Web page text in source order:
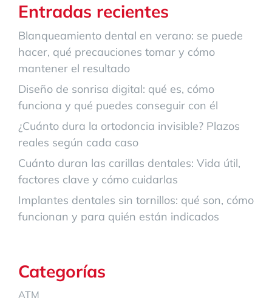
Entradas recientes
Blanqueamiento dental en verano: se puede
hacer, qué precauciones tomar y cómo
mantener el resultado
Diseño de sonrisa digital: qué es, cómo
funciona y qué puedes conseguir con él
¿Cuánto dura la ortodoncia invisible? Plazos
reales según cada caso
Cuánto duran las carillas dentales: Vida útil,
factores clave y cómo cuidarlas
Implantes dentales sin tornillos: qué son, cómo
funcionan y para quién están indicados
Categorías
ATM